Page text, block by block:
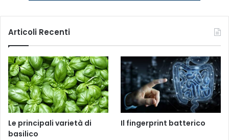
Articoli Recenti
Le principali varietà di
basilico
Il fingerprint batterico